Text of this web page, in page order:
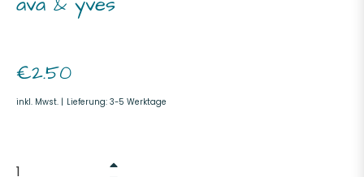
Normaler
€2.50
inkl. Mwst. | Lieferung: 3-5 Werktage